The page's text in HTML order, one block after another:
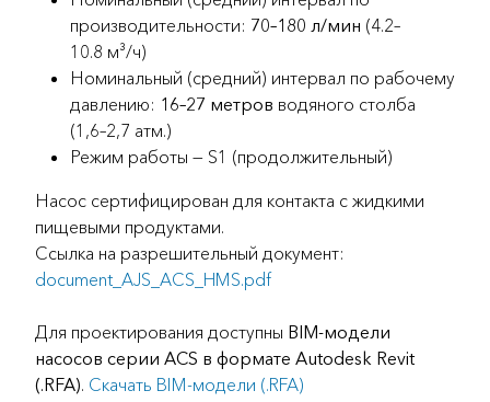
производительности: 70–180 л/мин (4.2–
10.8 м³/ч)
Номинальный (средний) интервал по рабочему
давлению: 16–27 метров водяного столба
(1,6–2,7 атм.)
Режим работы — S1 (продолжительный)
Насос сертифицирован для контакта с жидкими
пищевыми продуктами.
Ссылка на разрешительный документ:
document_AJS_ACS_HMS.pdf
Для проектирования доступны BIM-модели
насосов серии ACS в формате Autodesk Revit
(.RFA). Скачать BIM-модели (.RFA)